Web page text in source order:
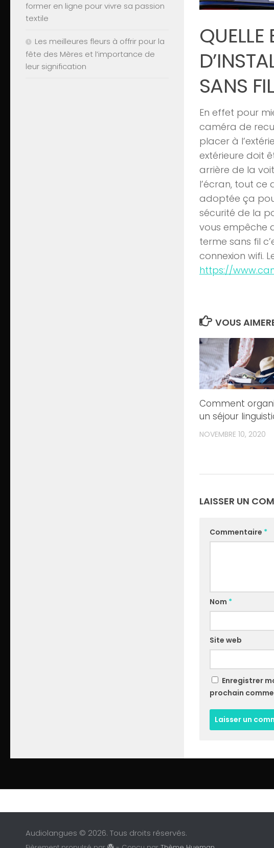
QUELLE
SANS
En effet pour
caméra de
placer à
extérieure doit
arrière de la
l’écran, tout ce
adoptée ça
sécurité de la
vous empêche
terme sans fil
connexion wifi.
https://
VOUS
Comment
un séjour
NOVEMBRE 10, 2020
LAISSER UN
Commentaire *
Nom *
Site web
Enregistrer
prochain
former en ligne pour vivre sa passion
textile
Les meilleures fleurs à offrir pour la
fête des Mères et l’importance de
leur signification
Audiolangues © 2026. Tous droits réservés.